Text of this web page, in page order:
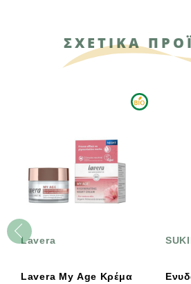
ΣΧΕΤΙΚΑ
Lavera
Lavera My Age Kρέμα